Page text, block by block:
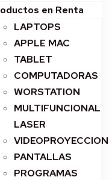
en Renta
LAPTOPS
APPLE MAC
TABLET
COMPUTADORAS
WORSTATION
MULTIFUNCIONAL
LASER
VIDEOPROYECCION
PANTALLAS
PROGRAMAS